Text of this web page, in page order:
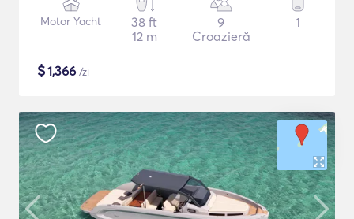
Motor Yacht
38 ft
12 m
9
Croazieră
1
$1,366 /zi